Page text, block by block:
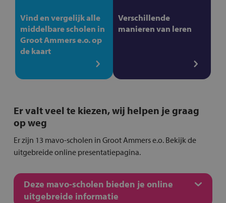
Vind en vergelijk alle
middelbare scholen in
Groot Ammers e.o. op
de kaart
Verschillende
manieren van leren
Er valt veel te kiezen, wij helpen je graag
op weg
Er zijn 13 mavo-scholen in Groot Ammers e.o. Bekijk de
uitgebreide online presentatiepagina.
Deze mavo-scholen bieden je online
uitgebreide informatie